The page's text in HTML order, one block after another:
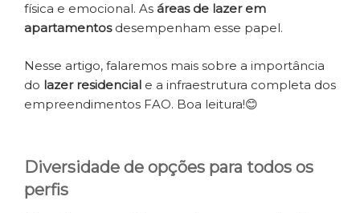
física e emocional. As áreas de lazer em
apartamentosdesempenham esse papel.
Nesse artigo, falaremos mais sobre a importância
do lazer residencial e a infraestrutura completa dos
empreendimentos FAO. Boa leitura!😊
Diversidade de opções para todos os
perfis